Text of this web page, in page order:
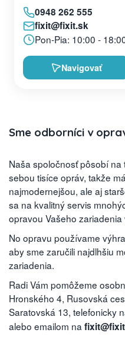
0948 262 555
fixit@fixit.sk
Pon-Pia: 10:00 -
Navigovať
Sme odborníci v
Naša spoločnosť pôsobí
sebou tisíce opráv, takže
najmodernejšou, ale aj
sa na kvalitný servis
opravou Vašeho
No opravu používame
aby sme zaručili najdlhšiu
zariadenia.
Radi Vám pomôžeme
Hronského 4, Rusovská
Saratovská 13, telefonicky
alebo emailom na